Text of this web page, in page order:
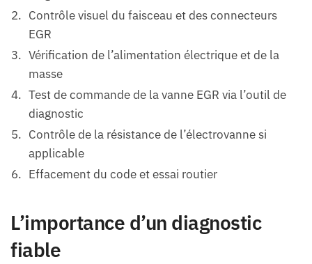
Contrôle visuel du faisceau et des connecteurs
EGR
Vérification de l’alimentation électrique et de la
masse
Test de commande de la vanne EGR via l’outil de
diagnostic
Contrôle de la résistance de l’électrovanne si
applicable
Effacement du code et essai routier
L’importance d’un diagnostic
fiable